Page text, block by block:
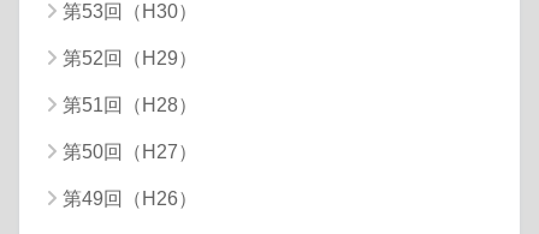
第53回（H30）
第52回（H29）
第51回（H28）
第50回（H27）
第49回（H26）